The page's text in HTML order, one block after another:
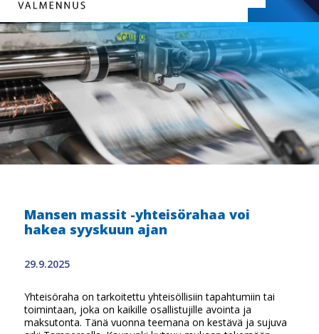
Mansen massit -yhteisörahaa voi
hakea syyskuun ajan
29.9.2025
Yhteisöraha on tarkoitettu yhteisöllisiin tapahtumiin tai
toimintaan, joka on kaikille osallistujille avointa ja
maksutonta. Tänä vuonna teemana on kestävä ja sujuva